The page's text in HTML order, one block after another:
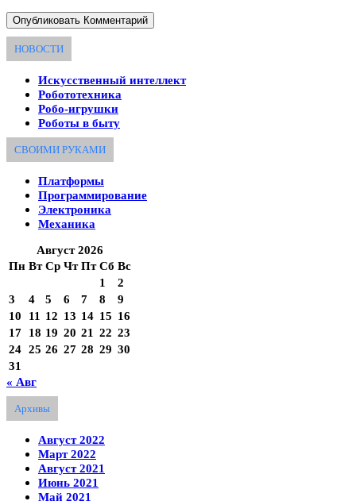
НОВОСТИ
Искусственный интеллект
Робототехника
Робо-игрушки
Роботы в быту
СВОИМИ РУКАМИ
Платформы
Программирование
Электроника
Механика
Август 2026
Пн Вт Ср Чт Пт Сб Вс
1
2
3
4 5 6 7 8
9
10
11 12 13 14 15 16
17
18 19 20 21 22 23
24 25 26 27 28 29 30
31
« Авг
Архивы
Август 2022
Март 2022
Август 2021
Июнь 2021
Май 2021